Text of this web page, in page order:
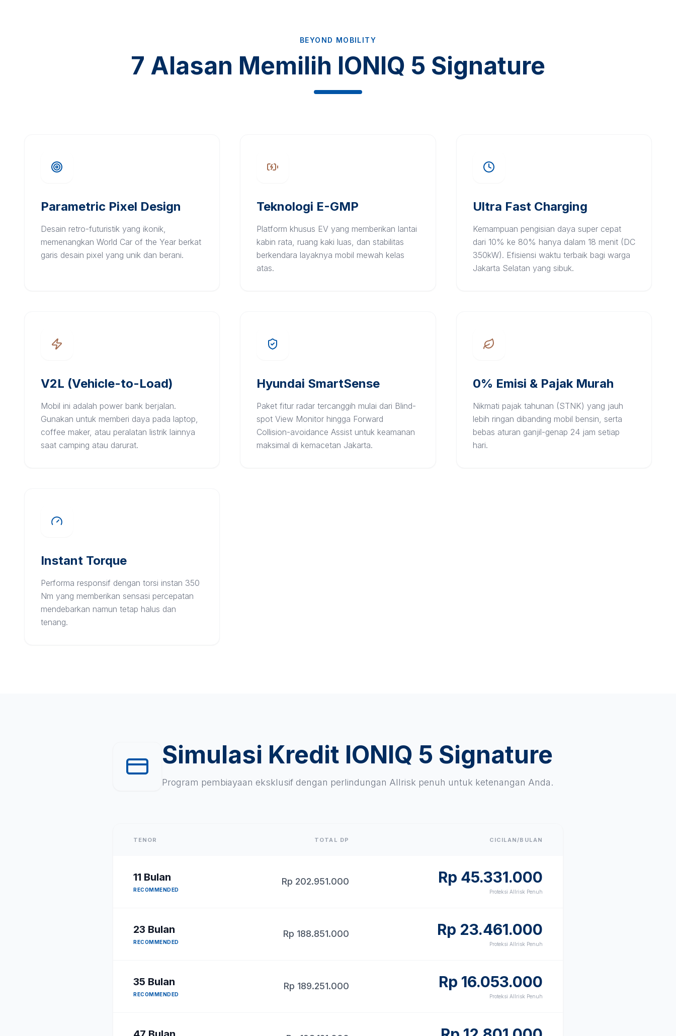
BEYOND MOBILITY
7 Alasan Memilih IONIQ 5 Signature
Parametric Pixel Design
Desain retro-futuristik yang ikonik,
memenangkan World Car of the Year berkat
garis desain pixel yang unik dan berani.
Teknologi E-GMP
Platform khusus EV yang memberikan lantai
kabin rata, ruang kaki luas, dan stabilitas
berkendara layaknya mobil mewah kelas
atas.
Ultra Fast Charging
Kemampuan pengisian daya super cepat
dari 10% ke 80% hanya dalam 18 menit (DC
350kW). Efisiensi waktu terbaik bagi warga
Jakarta Selatan yang sibuk.
V2L (Vehicle-to-Load)
Mobil ini adalah power bank berjalan.
Gunakan untuk memberi daya pada laptop,
coffee maker, atau peralatan listrik lainnya
saat camping atau darurat.
Hyundai SmartSense
Paket fitur radar tercanggih mulai dari Blind-
spot View Monitor hingga Forward
Collision-avoidance Assist untuk keamanan
maksimal di kemacetan Jakarta.
0% Emisi & Pajak Murah
Nikmati pajak tahunan (STNK) yang jauh
lebih ringan dibanding mobil bensin, serta
bebas aturan ganjil-genap 24 jam setiap
hari.
Instant Torque
Performa responsif dengan torsi instan 350
Nm yang memberikan sensasi percepatan
mendebarkan namun tetap halus dan
tenang.
Simulasi Kredit IONIQ 5 Signature
Program pembiayaan eksklusif dengan perlindungan Allrisk penuh untuk ketenangan Anda.
TENOR TOTAL DP CICILAN/BULAN
11 Bulan
RECOMMENDED
Rp 202.951.000 Rp 45.331.000
Proteksi Allrisk Penuh
23 Bulan
RECOMMENDED
Rp 188.851.000 Rp 23.461.000
Proteksi Allrisk Penuh
35 Bulan
RECOMMENDED
Rp 189.251.000 Rp 16.053.000
Proteksi Allrisk Penuh